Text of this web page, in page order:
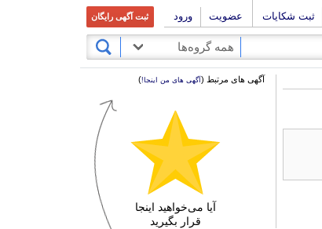
ثبت شکایات عضویت ورود ثبت آگهی رایگان
همه گروه‌ها
آگهی های مرتبط (آگهی های من اینجا!)
آیا می‌خواهید اینجا
قرار بگیرید